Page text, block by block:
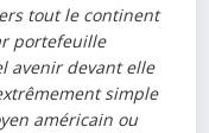
tout le continent
portefeuille
avenir devant elle
simple
américain ou